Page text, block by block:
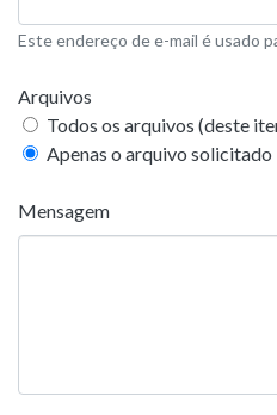
Este endereço de e-mail é usado
Arquivos
Todos os arquivos (deste
Apenas o arquivo solicitado
Mensagem